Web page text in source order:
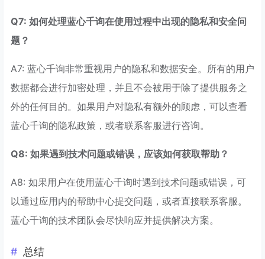
Q7: 如何处理蓝心千询在使用过程中出现的隐私和安全问
题？
A7: 蓝心千询非常重视用户的隐私和数据安全。所有的用户
数据都会进行加密处理，并且不会被用于除了提供服务之
外的任何目的。如果用户对隐私有额外的顾虑，可以查看
蓝心千询的隐私政策，或者联系客服进行咨询。
Q8: 如果遇到技术问题或错误，应该如何获取帮助？
A8: 如果用户在使用蓝心千询时遇到技术问题或错误，可
以通过应用内的帮助中心提交问题，或者直接联系客服。
蓝心千询的技术团队会尽快响应并提供解决方案。
总结